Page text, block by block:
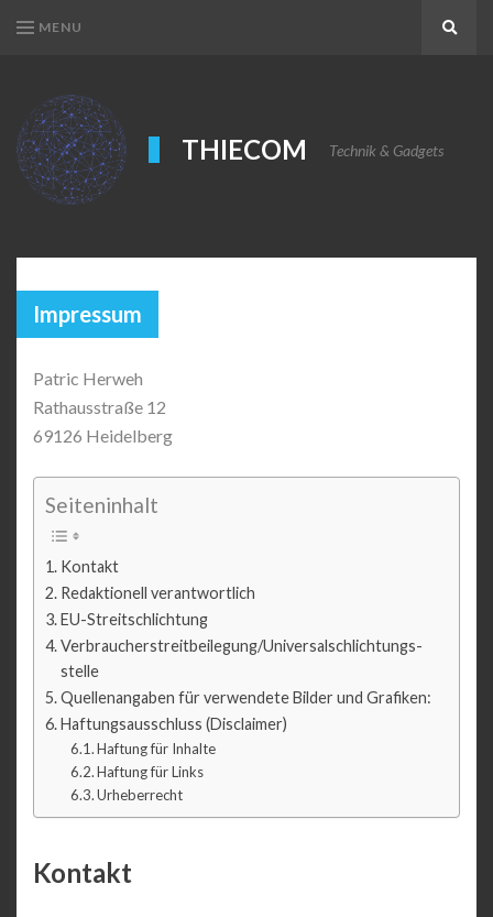
MENU
THIECOM Technik & Gadgets
Impressum
Patric Herweh
Rathausstraße 12
69126 Heidelberg
Seiteninhalt
Kontakt
Redaktionell verantwortlich
EU-Streitschlichtung
Verbraucher­streit­beilegung/Universal­schlichtungs­
stelle
Quellenangaben für verwendete Bilder und Grafiken:
Haftungsausschluss (Disclaimer)
Haftung für Inhalte
Haftung für Links
Urheberrecht
Kontakt